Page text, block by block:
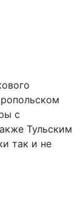
с
Тульским
так и не